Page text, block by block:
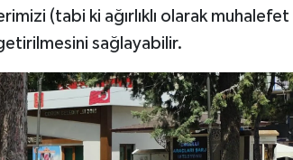
(tabi ki ağırlıklı olarak muhalefet
sağlayabilir.